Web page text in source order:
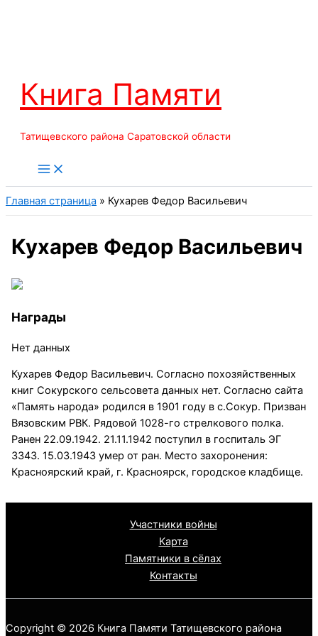
Книга Памяти
Татищевского района Саратовской области
Главная страница » Кухарев Федор Васильевич
Кухарев Федор Васильевич
Награды
Нет данных
Кухарев Федор Васильевич. Согласно похозяйственных
книг Сокурского сельсовета данных нет. Согласно сайта
«Память народа» родился в 1901 году в с.Сокур. Призван
Вязовским РВК. Рядовой 1028-го стрелкового полка.
Ранен 22.09.1942. 21.11.1942 поступил в госпиталь ЭГ
3343. 15.03.1943 умер от ран. Место захоронения:
Красноярский край, г. Красноярск, городское кладбище.
Участники войны
Карта
Памятники в сёлах
Контакты
Copyright © 2026 Книга Памяти Татищевского района